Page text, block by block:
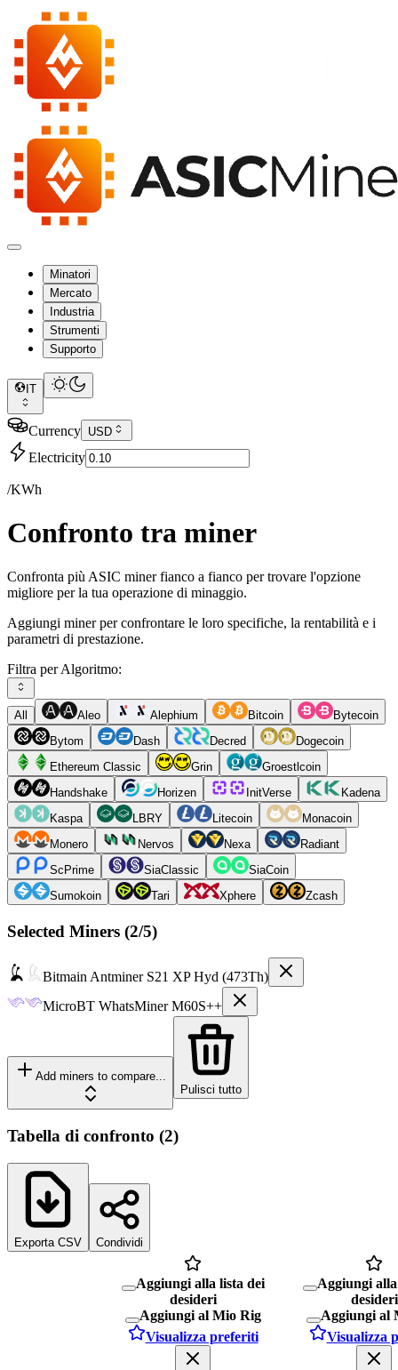
Minatori
Mercato
Industria
Strumenti
Supporto
IT
Currency USD
Electricity
/KWh
Confronto tra miner
Confronta più ASIC miner fianco a fianco per trovare l'opzione
migliore per la tua operazione di minaggio.
Aggiungi miner per confrontare le loro specifiche, la rentabilità e i
parametri di prestazione.
Filtra per Algoritmo:
All Aleo Alephium Bitcoin
Bytecoin
Bytom
Dash Decred
Dogecoin
Ethereum Classic
Grin
Groestlcoin
Handshake
Horizen InitVerse
Kadena
Kaspa
LBRY Litecoin
Monacoin
Monero
Nervos Nexa
Radiant
ScPrime
SiaClassic
SiaCoin
Sumokoin
Tari Xphere Zcash
Selected Miners (2/5)
Bitmain Antminer S21 XP Hyd (473Th)
MicroBT WhatsMiner M60S++
Add miners to compare...
Pulisci tutto
Tabella di confronto (2)
Exporta CSV Condividi
Aggiungi alla lista dei
desideri
Aggiungi al Mio Rig
Visualizza preferiti
Aggiungi
desideri
Aggiungi al
Visualizza